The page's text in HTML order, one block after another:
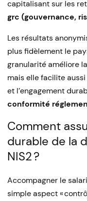
capitalisant sur les
grc (gouvernance,
Les résultats
plus fidèlement le
granularité améliore
mais elle facilite
et l’engagement
conformité
Comment
durable de la
NIS2 ?
Accompagner le
simple aspect «